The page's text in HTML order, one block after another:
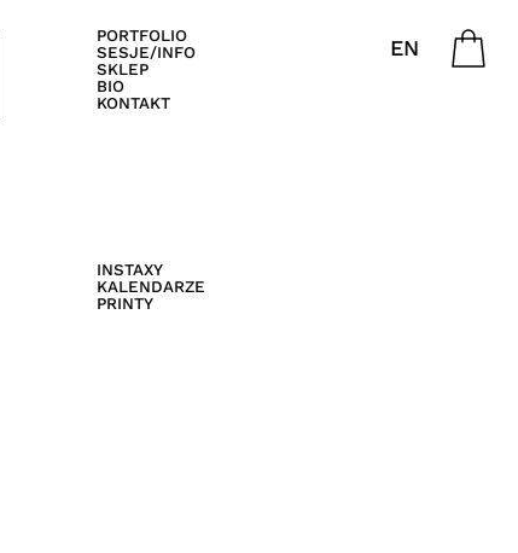
PORTFOLIO
SESJE/INFO
SKLEP
BIO
KONTAKT
EN
INSTAXY
KALENDARZE
PRINTY